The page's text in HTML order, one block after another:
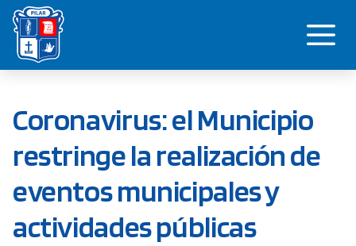
Saltar
contenido
Coronavirus: el Municipio
restringe la realización de
eventos municipales y
actividades públicas